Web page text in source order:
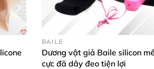
vào thành âm đạo sẽ kích thích sự
phòng the . Chưa kể người
BAILE
Dương vật giả Baile silicon
cực đã dây đeo tiện lợi